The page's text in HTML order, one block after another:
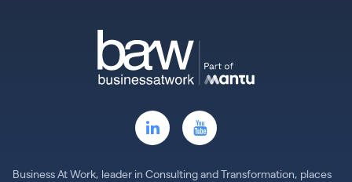
Business At Work, leader in Consulting and Transformation, places